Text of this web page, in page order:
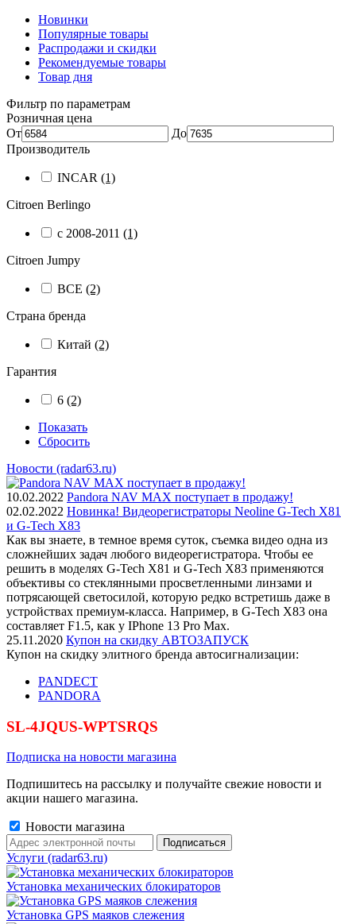
Новинки
Популярные товары
Распродажи и скидки
Рекомендуемые товары
Товар дня
Фильтр по параметрам
Розничная цена
От
До
Производитель
INCAR (1)
Citroen Berlingo
с 2008-2011 (1)
Citroen Jumpy
ВСЕ (2)
Страна бренда
Китай (2)
Гарантия
6 (2)
Показать
Сбросить
Новости (radar63.ru)
10.02.2022 Pandora NAV MAX поступает в продажу!
02.02.2022 Новинка! Видеорегистраторы Neoline G-Tech X81
и G-Tech X83
Как вы знаете, в темное время суток, съемка видео одна из
сложнейших задач любого видеорегистратора. Чтобы ее
решить в моделях G-Tech X81 и G-Tech X83 применяются
объективы со стеклянными просветленными линзами и
потрясающей светосилой, которую редко встретишь даже в
устройствах премиум-класса. Например, в G-Tech X83 она
составляет F1.5, как у IPhone 13 Pro Max.
25.11.2020 Купон на скидку АВТОЗАПУСК
Купон на скидку элитного бренда автосигнализации:
PANDECT
PANDORA
SL-4JQUS-WPTSRQS
Подписка на новости магазина
Подпишитесь на рассылку и получайте свежие новости и
акции нашего магазина.
Новости магазина
Услуги (radar63.ru)
Установка механических блокираторов
Установка GPS маяков слежения